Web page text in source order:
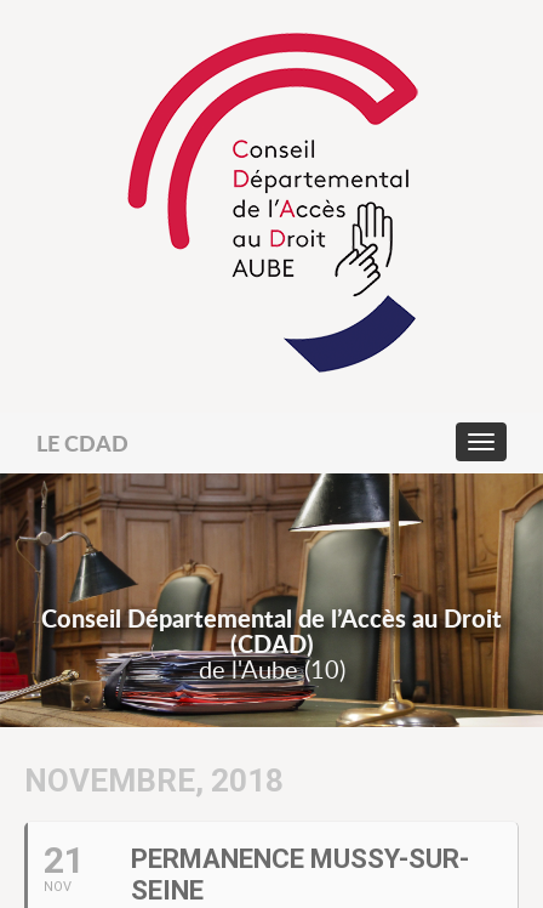
LE CDAD
Conseil Départemental de l’Accès au Droit
(CDAD)
de l'Aube (10)
NOVEMBRE, 2018
21
NOV
PERMANENCE MUSSY-SUR-
SEINE